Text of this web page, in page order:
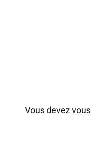
Vous devez